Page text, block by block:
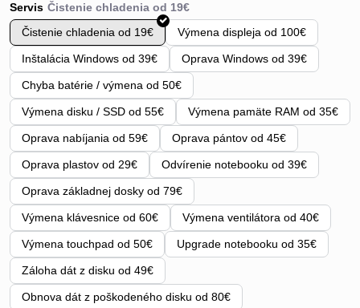
Servis
Čistenie chladenia od 19€
Výmena displeja od 100€
Inštalácia Windows od 39€ Oprava Windows od 39€
Chyba batérie / výmena od 50€
Výmena disku / SSD od 55€ Výmena pamäte RAM od 35€
Oprava nabíjania od 59€ Oprava pántov od 45€
Oprava plastov od 29€ Odvírenie notebooku od 39€
Oprava základnej dosky od 79€
Výmena klávesnice od 60€ Výmena ventilátora od 40€
Výmena touchpad od 50€ Upgrade notebooku od 35€
Záloha dát z disku od 49€
Obnova dát z poškodeného disku od 80€